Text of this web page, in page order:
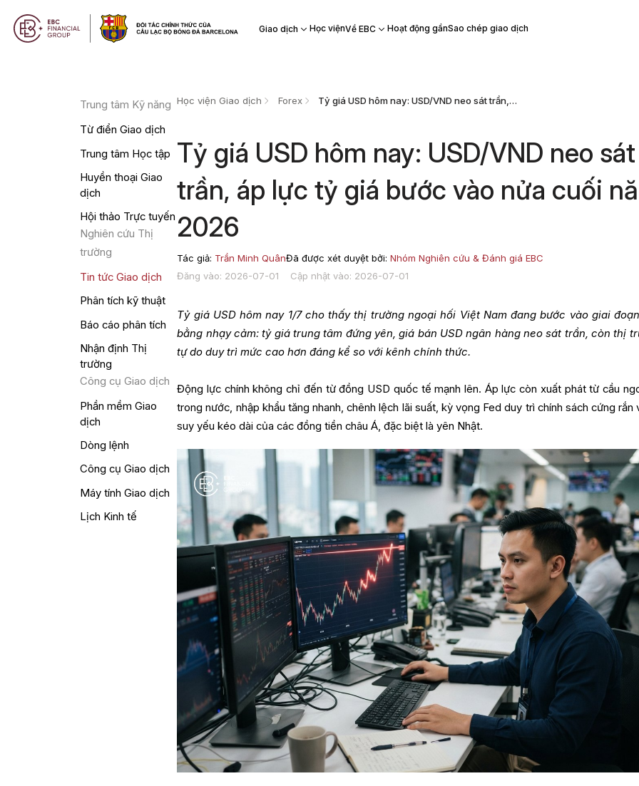
Giao dịch Học việnVề EBC Hoạt động gầnSao chép giao dịch
Trung tâm Kỹ năng
Từ điển Giao dịch
Trung tâm Học tập
Huyền thoại Giao
dịch
Hội thảo Trực tuyến
Nghiên cứu Thị
trường
Tin tức Giao dịch
Phân tích kỹ thuật
Báo cáo phân tích
Nhận định Thị
trường
Công cụ Giao dịch
Phần mềm Giao
dịch
Dòng lệnh
Công cụ Giao dịch
Máy tính Giao dịch
Lịch Kinh tế
Học viện Giao dịch Forex Tỷ giá USD hôm nay: USD/VND neo sát trần, áp lực tỷ giá bước vào nửa cuối năm 2026
Tỷ giá USD hôm nay: USD/VND neo sát
trần, áp lực tỷ giá bước vào nửa cuối
2026
Tác giả: Trần Minh QuânĐã được xét duyệt bởi:Nhóm Nghiên cứu & Đánh giá EBC
Đăng vào: 2026-07-01
Cập nhật vào: 2026-07-01
Tỷ giá USD hôm nay 1/7 cho thấy thị trường ngoại hối Việt Nam đang bước vào giai
bằng nhạy cảm: tỷ giá trung tâm đứng yên, giá bán USD ngân hàng neo sát trần, còn thị
tự do duy trì mức cao hơn đáng kể so với kênh chính thức.
Động lực chính không chỉ đến từ đồng USD quốc tế mạnh lên. Áp lực còn xuất phát từ cầu
trong nước, nhập khẩu tăng nhanh, chênh lệch lãi suất, kỳ vọng Fed duy trì chính sách cứng rắn
suy yếu kéo dài của các đồng tiền châu Á, đặc biệt là yên Nhật.